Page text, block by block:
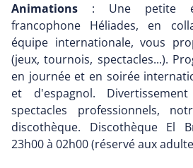
Animations : Une petite
francophone Héliades, en
équipe internationale, vous
(jeux, tournois, spectacles...).
en journée et en soirée
et d'espagnol.
spectacles professionnels,
discothèque. Discothèque El
23h00 à 02h00 (réservé aux